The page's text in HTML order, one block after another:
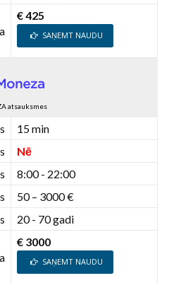
€ 425
SAŅEMT NAUDU
atsauksmes
15 min
Nē
8:00 - 22:00
50 – 3000 €
20 - 70 gadi
€ 3000
SAŅEMT NAUDU